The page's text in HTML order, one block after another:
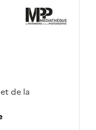
de la